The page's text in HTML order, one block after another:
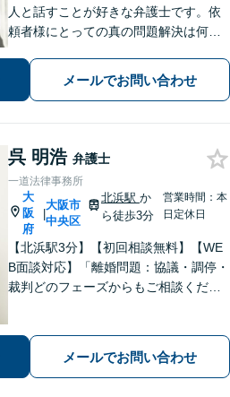
人と話すことが好きな弁護士です。依
頼者様にとっての真の問題解決は何
な対応を心がけます。離婚・刑事事
件・相続など何でもご相談ください。
メールでお問い合わせ
呉 明浩 弁護士
一道法律事務所
大
阪
府
|
大阪市
中央区
北浜駅 か
ら徒歩3分
営業時間：本
日定休日
【北浜駅3分】【初回相談無料】【WE
B面談対応】「離婚問題：協議・調停・
裁判どのフェーズからもご相談くださ
己破産のメリット・デメリットを説明
し、最適な債務整理をご提案【休日相
メールでお問い合わせ